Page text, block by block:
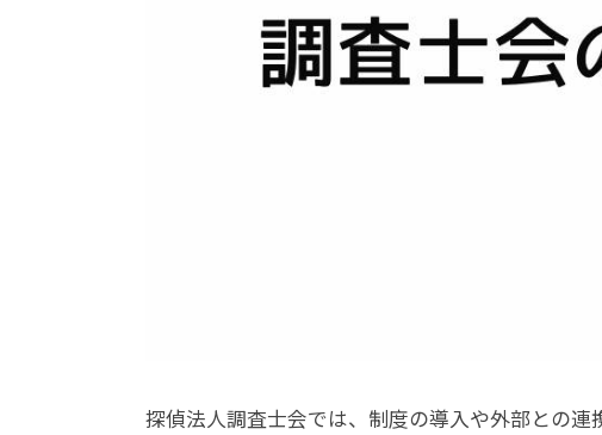
探偵法人調査士会では、制度の導入や外部との